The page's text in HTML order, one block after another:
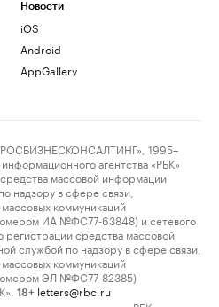
Новости
iOS
Android
AppGallery
1995–
агентства «РБК»
массовой информации
надзору в сфере связи,
коммуникаций
ИА №ФС77-63848) и сетевого
регистрации средства массовой
службой по надзору в сфере связи,
коммуникаций
ЭЛ №ФС77-82385)
18+ letters@rbc.ru